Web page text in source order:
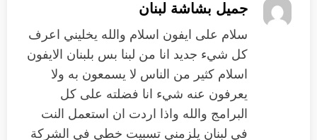
جميل بشاشة لبنان
سلام على ايفون اسلام والله يخليني اعرف
كل شيء جديد انا من لبنا بس بلبنان الايفون
اسلام كثير من الناس لا يسمعون به ولا
يعرفون عنه شيء انا فضلته على كل
البرامج والله واذا اردت ان استعمل النت
في لبنان يلزمني تسبيت خطي في الشركة